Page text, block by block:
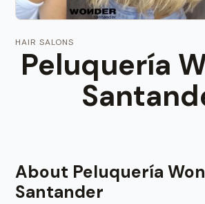
HAIR SALONS
Peluquería
About Peluquería
Santander